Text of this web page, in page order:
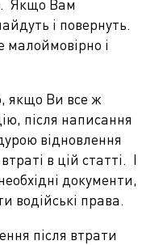
Якщо Вам
і повернуть.
малоймовірно і
якщо Ви все ж
після написання
відновлення
в цій статті. І
документи,
водійські права.
після втрати